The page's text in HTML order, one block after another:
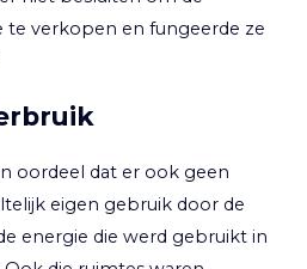
te verkopen en fungeerde ze
oordeel dat er ook geen
eigen gebruik door de
energie die werd gebruikt in